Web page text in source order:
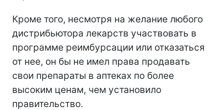
Кроме того, несмотря на желание любого
дистрибьютора лекарств участвовать в
программе реимбурсации или отказаться
от нее, он бы не имел права продавать
свои препараты в аптеках по более
высоким ценам, чем установило
правительство.